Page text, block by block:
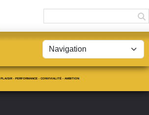
PLAISIR - PERFORMANCE - CONVIVIALITÉ - AMBITION